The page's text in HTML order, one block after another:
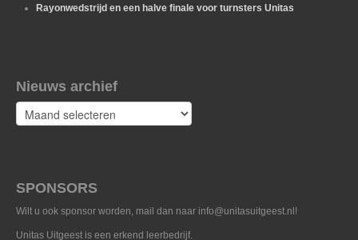
Rayonwedstrijd en een halve finale voor turnsters Unitas
Nieuws archief
Nieuws
archief
SPONSORS
Wilt u ook sponsor worden, mail dan naar info@unitasuitgeest.nl!
Unitas Uitgeest is een erkend leerbedrijf.